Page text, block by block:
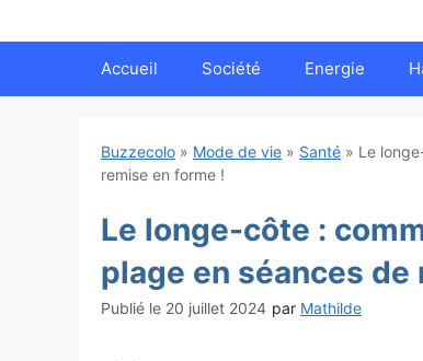
Accueil Société Energie
Buzzecolo » Mode de vie » Santé » Le
remise en forme !
Le longe-côte :
plage en séances de
20 juillet 2024 par Mathilde